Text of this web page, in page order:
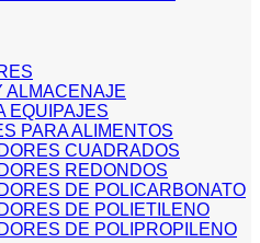
ALMACENAJE
EQUIPAJES
PARA ALIMENTOS
CUADRADOS
REDONDOS
DE POLICARBONATO
DE POLIETILENO
DE POLIPROPILENO